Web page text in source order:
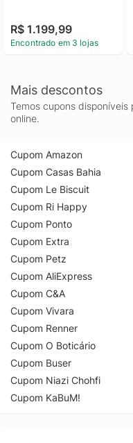
R$ 1.199,99
Encontrado em 3 lojas
Mais descontos
Temos cupons disponíveis
online.
Cupom Amazon
Cupom Casas Bahia
Cupom Le Biscuit
Cupom Ri Happy
Cupom Ponto
Cupom Extra
Cupom Petz
Cupom AliExpress
Cupom C&A
Cupom Vivara
Cupom Renner
Cupom O Boticário
Cupom Buser
Cupom Niazi Chohfi
Cupom KaBuM!